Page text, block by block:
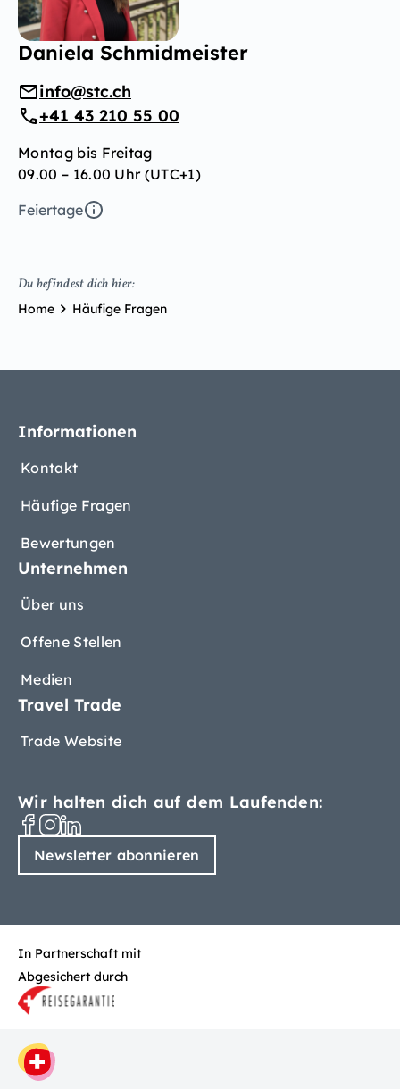
Daniela Schmidmeister
info@stc.ch
+41 43 210 55 00
Montag bis Freitag
09.00 – 16.00 Uhr (UTC+1)
Feiertage
Du befindest dich hier:
Home Häufige Fragen
Informationen
Kontakt
Häufige Fragen
Bewertungen
Unternehmen
Über uns
Offene Stellen
Medien
Travel Trade
Trade Website
Wir halten dich auf dem Laufenden:
Newsletter abonnieren
In Partnerschaft mit
Abgesichert durch